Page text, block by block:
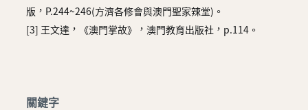
版，P.244~246(方濟各修會與澳門聖家辣堂)。
[3] 王文達，《澳門掌故》，澳門教育出版社，p.114。
關鍵字